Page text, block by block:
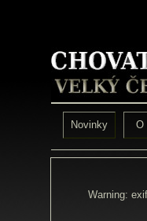
Novinky O
Warning: